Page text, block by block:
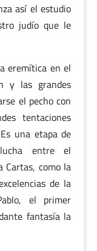
así el estudio
judío que le
eremítica en el
y las grandes
el pecho con
tentaciones
una etapa de
entre el
Cartas, como la
de la
el primer
fantasía la